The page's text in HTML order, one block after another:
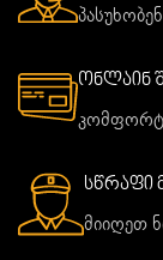
ონლაინ
სწრაფი
მიიღეთ